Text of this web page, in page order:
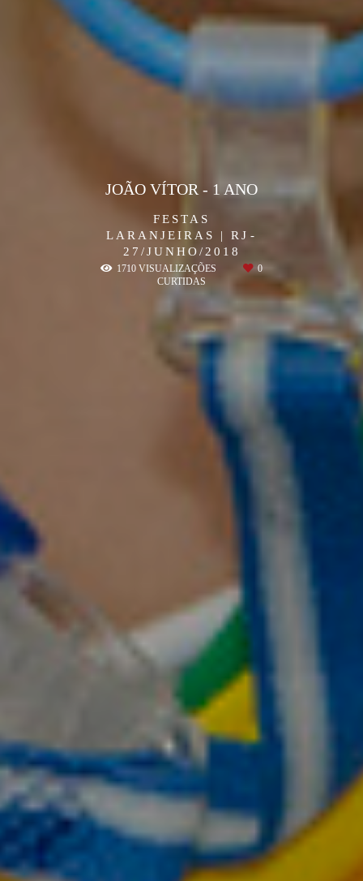
FESTAS
LARANJEIRAS | RJ
27/JUNHO/2018
JOÃO VÍTOR - 1 ANO
1710 VISUALIZAÇÕES
0
CURTIDAS